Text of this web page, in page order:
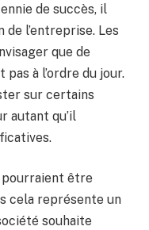
de succès, il
l’entreprise. Les
que de
à l’ordre du jour.
sur certains
autant qu’il
pourraient être
cela représente un
souhaite